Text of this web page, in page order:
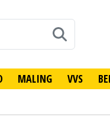
MALING VVS